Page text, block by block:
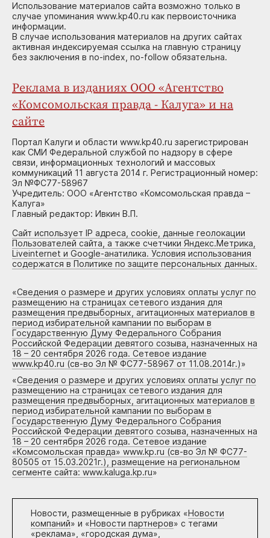
Использование материалов сайта возможно только в
случае упоминания www.kp40.ru как первоисточника
информации.
В случае использования материалов на других сайтах
активная индексируемая ссылка на главную страницу
без заключения в no-index, no-follow обязательна.
Реклама в изданиях ООО «Агентство
«Комсомольская правда - Калуга» и на
сайте
Портал Калуги и области www.kp40.ru зарегистрирован
как СМИ Федеральной службой по надзору в сфере
связи, информационных технологий и массовых
коммуникаций 11 августа 2014 г. Регистрационный номер:
Эл №ФС77-58967
Учредитель: ООО «Агентство «Комсомольская правда –
Калуга»
Главный редактор: Ивкин В.П.
Сайт использует IP адреса, cookie, данные геолокации
Пользователей сайта, а также счетчики Яндекс.Метрика,
Liveinternet и Google-анатилика. Условия использования
содержатся в Политике по защите персональных данных.
«Сведения о размере и других условиях оплаты услуг по
размещению на страницах сетевого издания для
размещения предвыборных, агитационных материалов в
период избирательной кампании по выборам в
Государственную Думу Федерального Собрания
Российской Федерации девятого созыва, назначенных на
18 – 20 сентября 2026 года. Сетевое издание
www.kp40.ru (св-во Эл № ФС77-58967 от 11.08.2014г.)»
«Сведения о размере и других условиях оплаты услуг по
размещению на страницах сетевого издания для
размещения предвыборных, агитационных материалов в
период избирательной кампании по выборам в
Государственную Думу Федерального Собрания
Российской Федерации девятого созыва, назначенных на
18 – 20 сентября 2026 года. Сетевое издание
«Комсомольская правда» www.kp.ru (св-во Эл № ФС77-
80505 от 15.03.2021г.), размещение на региональном
сегменте сайта: www.kaluga.kp.ru»
Новости, размещенные в рубриках «Новости
компаний» и «Новости партнеров» с тегами
«реклама», «городская дума»,